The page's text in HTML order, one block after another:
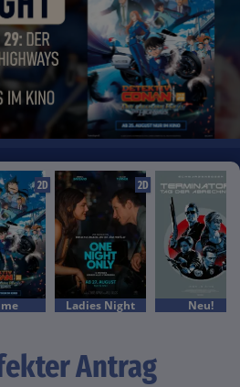
2D 2D
Ladies Night Neu!
Antrag